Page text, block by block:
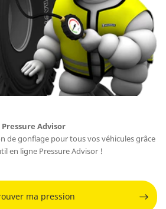
Pressure Advisor
de gonflage pour tous vos véhicules grâce
en ligne Pressure Advisor !
ma pression